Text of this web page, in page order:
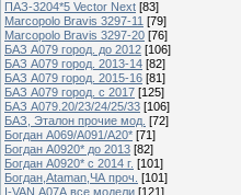
ПАЗ-3204*5 Vector Next [83]
Marcopolo Bravis 3297-11 [79]
Marcopolo Bravis 3297-20 [76]
БАЗ А079 город. до 2012 [106]
БАЗ А079 город. 2013-14 [82]
БАЗ А079 город. 2015-16 [81]
БАЗ А079 город. с 2017 [125]
БАЗ А079.20/23/24/25/33 [106]
БАЗ, Эталон прочие мод. [72]
Богдан А069/А091/А20* [71]
Богдан А0920* до 2013 [82]
Богдан А0920* с 2014 г. [101]
Богдан,Ataman,ЧА проч. [101]
I-VAN А07А все модели [121]